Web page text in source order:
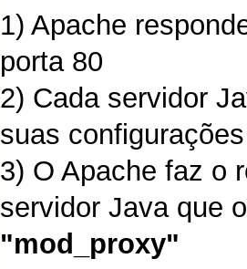
1) Apache
porta 80
2) Cada servidor
suas configurações
3) O Apache faz o
servidor Java que
"mod_proxy"